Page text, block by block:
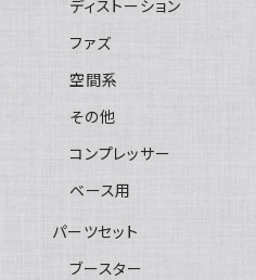
ディストーション
ファズ
空間系
その他
コンプレッサー
ベース用
パーツセット
ブースター